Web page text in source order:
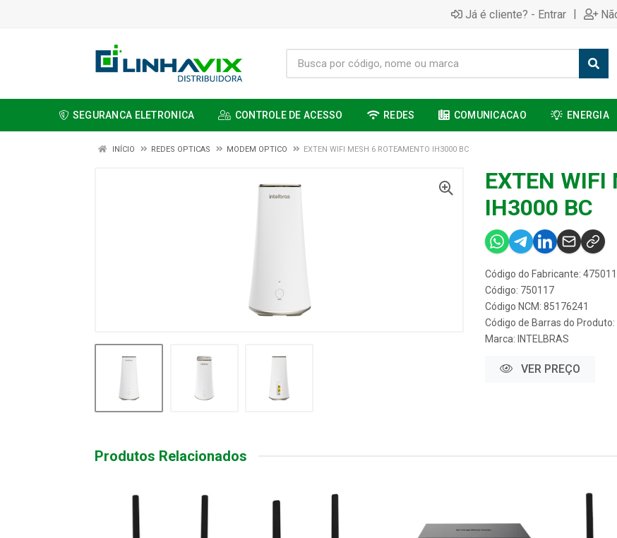
Já é cliente? - Entrar |
SEGURANCA ELETRONICA CONTROLE DE ACESSO REDES COMUNICACAO ENERGIA
INÍCIO REDES OPTICAS MODEM OPTICO EXTEN WIFI MESH 6 ROTEAMENTO IH3000 BC
EXTEN WIFI
IH3000 BC
Código do Fabricante:
Código: 750117
Código NCM: 85176241
Código de Barras do
Marca: INTELBRAS
VER PREÇO
Produtos Relacionados